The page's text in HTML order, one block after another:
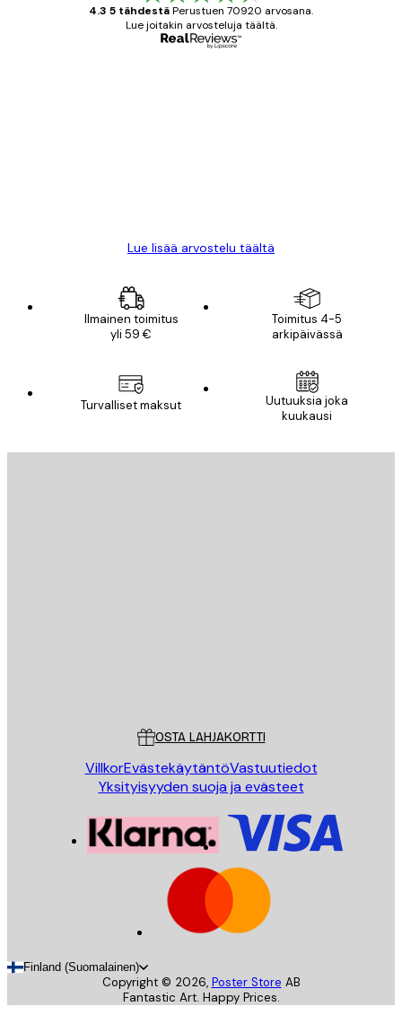
4.3 5 tähdestäPerustuen 70920 arvosana.
Lue joitakin arvosteluja täältä.
Lue lisää arvostelu täältä
Ilmainen toimitus
yli 59 €
Toimitus 4-5
arkipäivässä
Turvalliset maksut
Uutuuksia joka
kuukausi
OSTA LAHJAKORTTI
VillkorEvästekäytäntöVastuutiedot
Yksityisyyden suoja ja evästeet
Finland (Suomalainen)
Copyright © 2026, Poster Store AB
Fantastic Art. Happy Prices.